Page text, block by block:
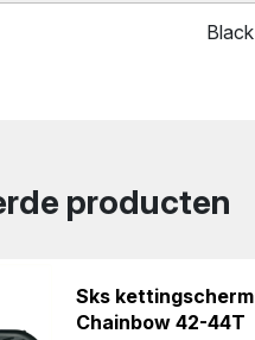
Black
producten
Sks kettingscherm
Chainbow 42-44T